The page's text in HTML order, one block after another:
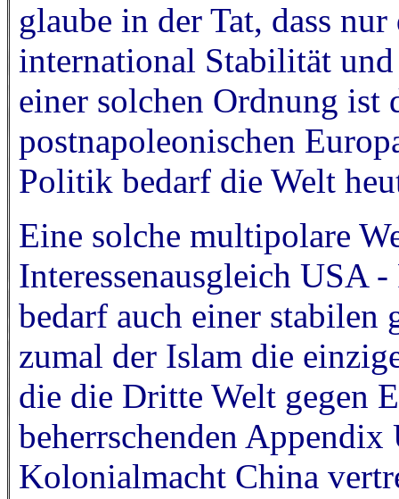
glaube in der Tat, dass
international Stabilität
einer solchen Ordnung ist
postnapoleonischen
Politik bedarf die Welt
Eine solche multipolare
Interessenausgleich USA
bedarf auch einer stabilen
zumal der Islam die
die die Dritte Welt gegen
beherrschenden
Kolonialmacht China